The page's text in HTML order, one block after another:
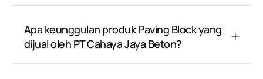
Apa keunggulan produk Paving Block yang
dijual oleh PT Cahaya Jaya Beton?